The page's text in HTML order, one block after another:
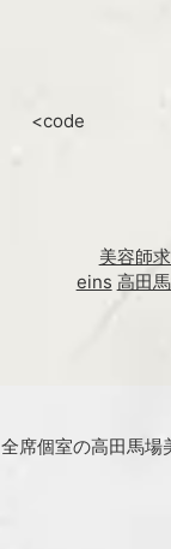
<code
美容師
eins 高田
全席個室の高田馬場